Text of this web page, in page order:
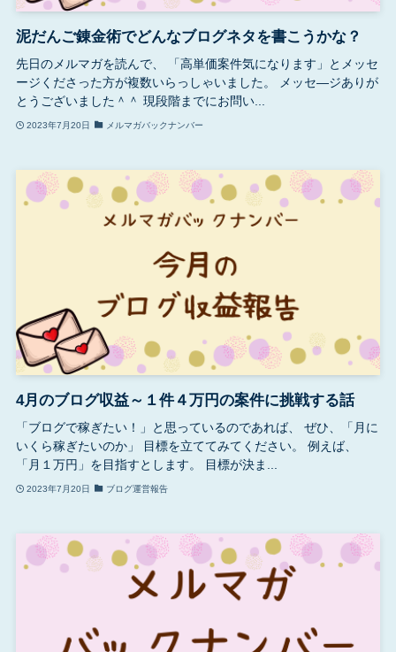
泥だんご錬金術でどんなブログネタを書こうかな？
先日のメルマガを読んで、 「高単価案件気になります」とメッセ
ージくださった方が複数いらっしゃいました。 メッセ―ジありが
とうございました＾＾ 現段階までにお問い...
2023年7月20日 メルマガバックナンバー
4月のブログ収益～１件４万円の案件に挑戦する話
「ブログで稼ぎたい！」と思っているのであれば、 ぜひ、「月に
いくら稼ぎたいのか」 目標を立ててみてください。 例えば、
「月１万円」を目指すとします。 目標が決ま...
2023年7月20日 ブログ運営報告